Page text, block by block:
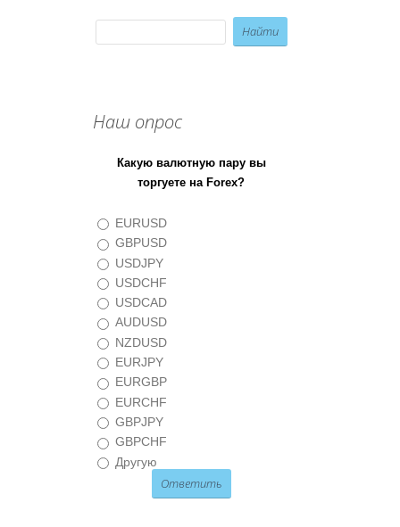
Наш опрос
Какую валютную пару вы
торгуете на Forex?
EURUSD
GBPUSD
USDJPY
USDCHF
USDCAD
AUDUSD
NZDUSD
EURJPY
EURGBP
EURCHF
GBPJPY
GBPCHF
Другую